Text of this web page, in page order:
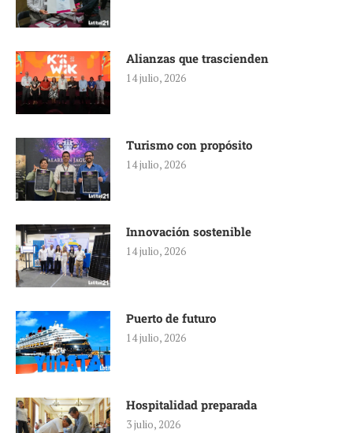
Alianzas que trascienden
14 julio, 2026
Turismo con propósito
14 julio, 2026
Innovación sostenible
14 julio, 2026
Puerto de futuro
14 julio, 2026
Hospitalidad preparada
3 julio, 2026